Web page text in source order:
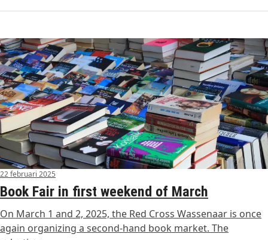
22 februari 2025
Book Fair in first weekend of March
On March 1 and 2, 2025, the Red Cross Wassenaar is once
again organizing a second-hand book market. The